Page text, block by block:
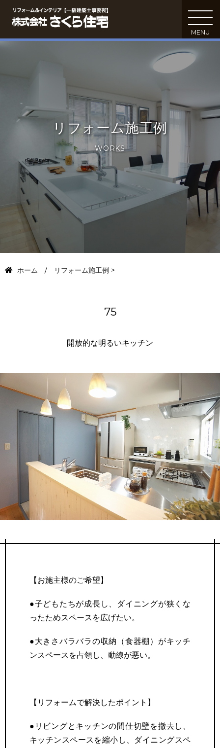
MENU
リフォーム施工例
WORKS
ホーム リフォーム施工例 >
75
開放的な明るいキッチン
【お施主様のご希望】
●子どもたちが成長し、ダイニングが狭くな
ったためスペースを広げたい。
●大きさバラバラの収納（食器棚）がキッチ
ンスペースを占領し、動線が悪い。
【リフォームで解決したポイント】
●リビングとキッチンの間仕切壁を撤去し、
キッチンスペースを縮小し、ダイニングスペ